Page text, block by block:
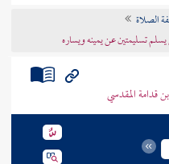
الصلاة
تسليمتين عن يمينه ويساره
قدامة المقدسي